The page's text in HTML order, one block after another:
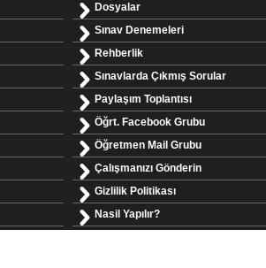
Dosyalar
Sınav Denemeleri
Rehberlik
Sınavlarda Çıkmış Sorular
Paylaşım Toplantısı
Öğrt. Facebook Grubu
Öğretmen Mail Grubu
Çalışmanızı Gönderin
Gizlilik Politikası
Nasil Yapılır?